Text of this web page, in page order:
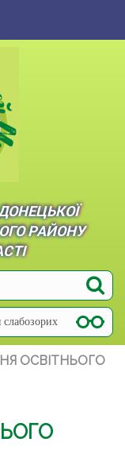
РАЙОНУ
слабозорих
ОСВІТНЬОГО